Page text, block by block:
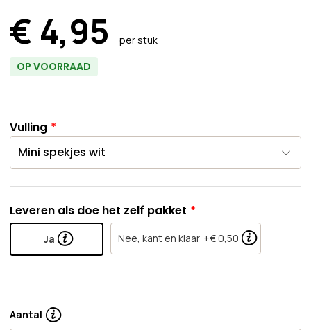
€ 4,95 per stuk
OP VOORRAAD
Vulling
Leveren als doe het zelf pakket
Ja Nee, kant en klaar +€ 0,50
Aantal